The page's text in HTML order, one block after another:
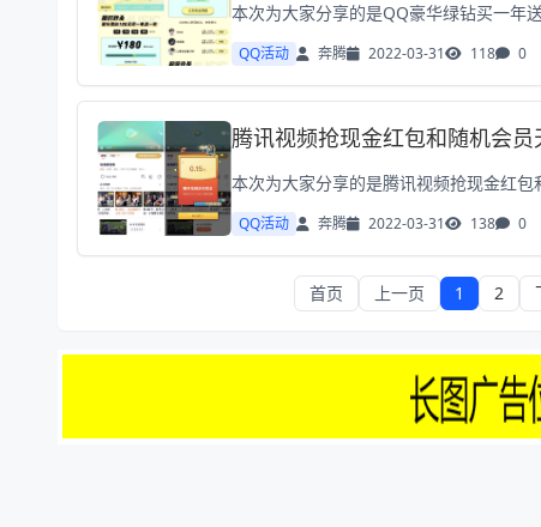
QQ活动 奔腾 2022-03-31 118 0
腾讯视频抢现金红包和随机会员
QQ活动 奔腾 2022-03-31 138 0
首页 上一页 1 2